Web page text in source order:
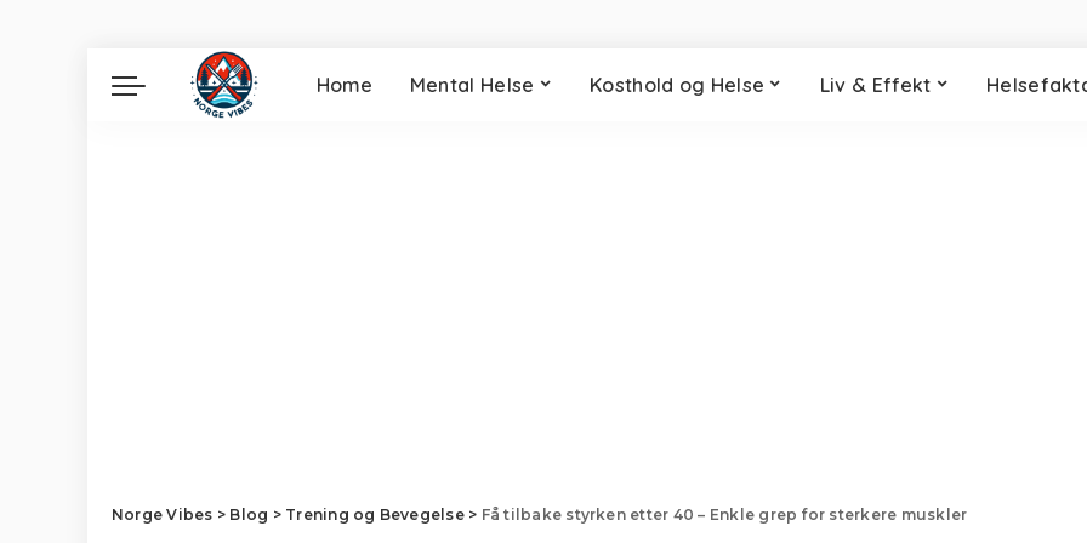
Home Mental Helse Kosthold og Helse Liv & Effekt
Norge Vibes > Blog > Trening og Bevegelse> Få tilbake styrken etter 40 – Enkle grep for sterkere muskler